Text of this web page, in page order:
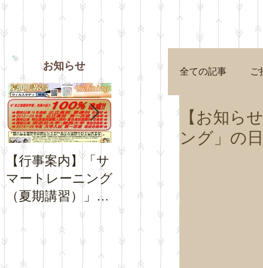
WILL STUDY ウィル スタディの
最新情報をお知らせいたします。
お知らせ
【行事案内】「サ
マートレーニング
（夏期講習）」の
お申込受付を開始
いたします。
み期間中の「通常
トレーニング」の
日程について
全ての記事 ご
【お知ら
ング」の